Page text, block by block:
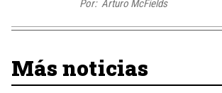
Por: Arturo McFields
Más noticias